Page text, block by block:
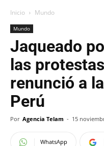
Inicio Mundo
Mundo
Jaqueado
las
renunció a
Perú
Por Agencia Telam - 15
WhatsApp